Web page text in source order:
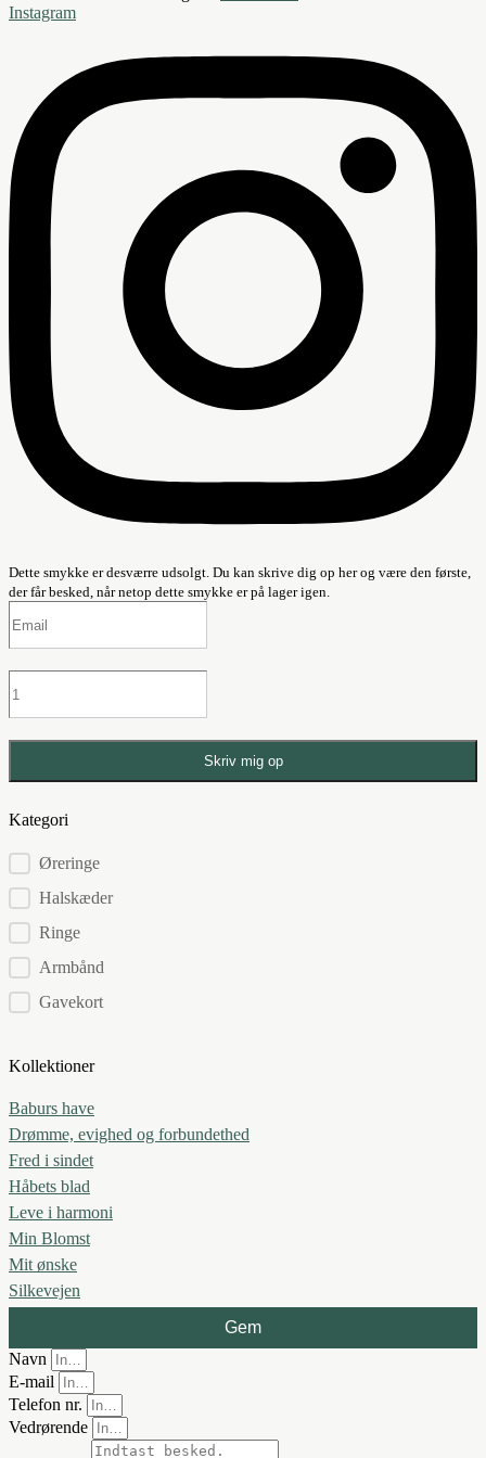
Instagram
Dette smykke er desværre udsolgt. Du kan skrive dig op her og være den første,
der får besked, når netop dette smykke er på lager igen.
Skriv mig op
Kategori
Kategorier
Øreringe
Halskæder
Ringe
Armbånd
Gavekort
Kollektioner
Baburs have
Drømme, evighed og forbundethed
Fred i sindet
Håbets blad
Leve i harmoni
Min Blomst
Mit ønske
Silkevejen
Gem
Navn
E-mail
Telefon nr.
Vedrørende